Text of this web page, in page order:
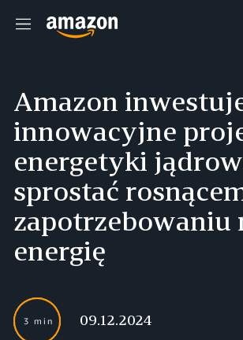
Menu
Amazon
innowacyjne
energetyki
sprostać
zapotrzebowaniu
energię
3 min 09.12.2024